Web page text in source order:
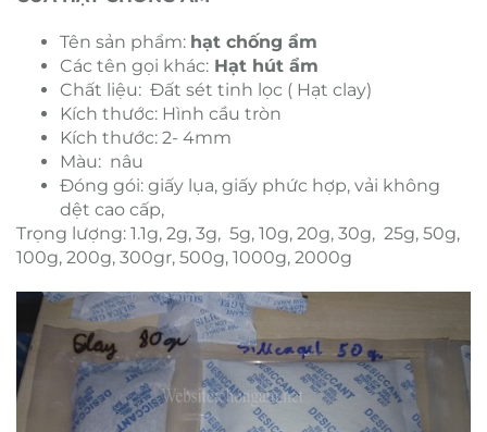
Tên sản phẩm: hạt chống ẩm
Các tên gọi khác: Hạt hút ẩm
Chất liệu: Đất sét tinh lọc ( Hạt clay)
Kích thước: Hình cầu tròn
Kích thước: 2- 4mm
Màu: nâu
Đóng gói: giấy lụa, giấy phức hợp, vải không
dệt cao cấp,
Trọng lượng: 1.1g, 2g, 3g, 5g, 10g, 20g, 30g, 25g, 50g,
100g, 200g, 300gr, 500g, 1000g, 2000g